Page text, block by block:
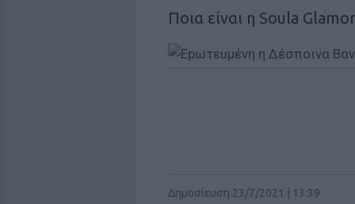
Ποια είναι η Soula
Δημοσίευση 23/7/2021 | 13:39